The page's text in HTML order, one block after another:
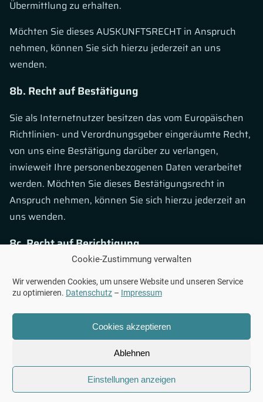
Cookie-Zustimmung verwalten
Wir verwenden Cookies, um unsere Website und unseren Service
zu optimieren. Datenschutz – Impressum
Cookies akzeptieren
Ablehnen
Einstellungen anzeigen
Übermittlung zu erhalten.
Möchten Sie dieses AUSKUNFTSRECHT in Anspruch
nehmen, können Sie sich hierzu jederzeit an uns
wenden.
8b. Recht auf Bestätigung
Sie als Internetnutzer besitzen das vom Europäischen
Richtlinien- und Verordnungsgeber eingeräumte Recht,
von uns eine Bestätigung darüber zu verlangen,
inwieweit Ihre personenbezogenen Daten verarbeitet
werden. Möchten Sie dieses Bestätigungsrecht in
Anspruch nehmen, können Sie sich hierzu jederzeit an
uns wenden.
8c. Recht auf Berichtigung
auch für das Recht auf unverzügliche BERICHTIGUNG
Daten. Zudem haben Sie das Recht – unter
Berücksichtigung der Zwecke der Verarbeitung – die
Ergänzung bzw. die Vervollständigung unvollständiger
personenbezogener Daten — auch mittels einer
ergänzenden Erklärung — zu verlangen. Möchten Sie